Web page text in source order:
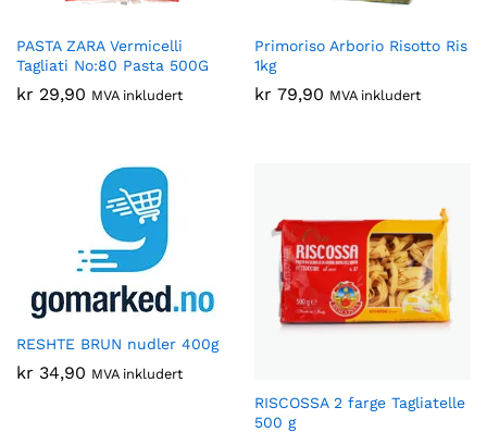
PASTA ZARA Vermicelli
Tagliati No:80 Pasta 500G
kr 29,90 MVA inkludert
Primoriso Arborio Risotto Ris
1kg
kr 79,90 MVA inkludert
RESHTE BRUN nudler 400g
kr 34,90 MVA inkludert
RISCOSSA 2 farge Tagliatelle
500 g